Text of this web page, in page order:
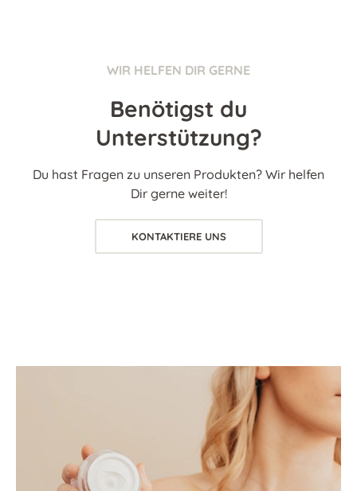
WIR HELFEN DIR GERNE
Benötigst du
Unterstützung?
Du hast Fragen zu unseren Produkten? Wir helfen
Dir gerne weiter!
KONTAKTIERE UNS